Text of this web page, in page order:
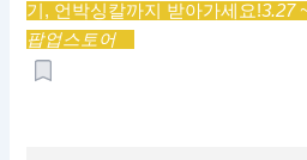
기, 언박싱칼까지 받아가세요!3.27
팝업스토어